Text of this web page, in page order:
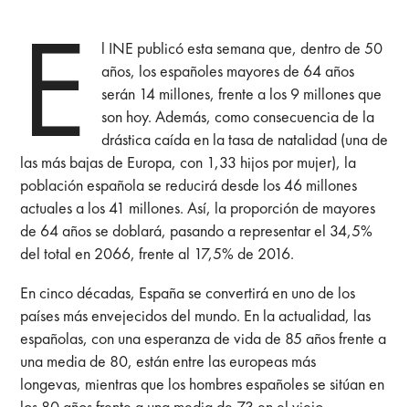
E
l INE publicó esta semana que, dentro de 50
años, los españoles mayores de 64 años
serán 14 millones, frente a los 9 millones que
son hoy. Además, como consecuencia de la
drástica caída en la tasa de natalidad (una de
las más bajas de Europa, con 1,33 hijos por mujer), la
población española se reducirá desde los 46 millones
actuales a los 41 millones. Así, la proporción de mayores
de 64 años se doblará, pasando a representar el 34,5%
del total en 2066, frente al 17,5% de 2016.
En cinco décadas, España se convertirá en uno de los
países más envejecidos del mundo. En la actualidad, las
españolas, con una esperanza de vida de 85 años frente a
una media de 80, están entre las europeas más
longevas, mientras que los hombres españoles se sitúan en